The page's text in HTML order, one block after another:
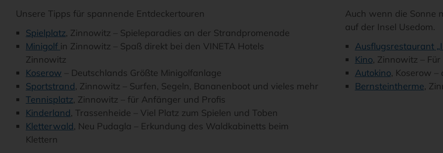
Unsere Tipps für spannende Entdeckertouren
Spielplatz, Zinnowitz – Spieleparadies an der Strandpromenade
Minigolf in Zinnowitz – Spaß direkt bei den VINETA Hotels
Zinnowitz
Koserow – Deutschlands Größte Minigolfanlage
Sportstrand, Zinnowitz – Surfen, Segeln, Bananenboot und vieles mehr
Tennisplatz, Zinnowitz – für Anfänger und Profis
Kinderland, Trassenheide – Viel Platz zum Spielen und Toben
Kletterwald, Neu Pudagla – Erkundung des Waldkabinetts beim
Klettern
Auch wenn die Sonne
auf der Insel Usedom.
Ausflugsrestaurant
Kino, Zinnowitz –
Autokino, Koserow
Bernsteintherme,